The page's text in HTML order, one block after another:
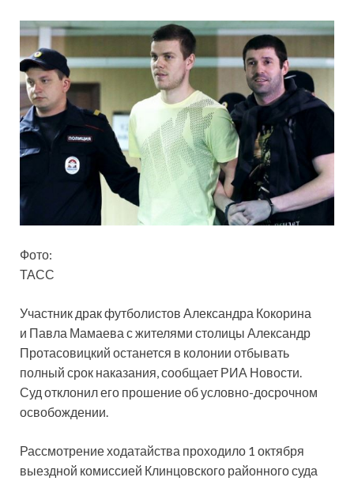
Фото:
ТАСС
Участник драк футболистов Александра Кокорина
и Павла Мамаева с жителями столицы Александр
Протасовицкий останется в колонии отбывать
полный срок наказания, сообщает РИА Новости.
Суд отклонил его прошение об условно-досрочном
освобождении.
Рассмотрение ходатайства проходило 1 октября
выездной комиссией Клинцовского районного суда